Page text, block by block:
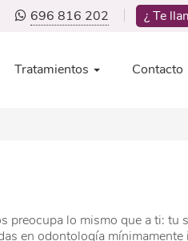
696 816 202 ¿ Te
Tratamientos Contacto
preocupa lo mismo que a ti: tu
en odontología mínimamente